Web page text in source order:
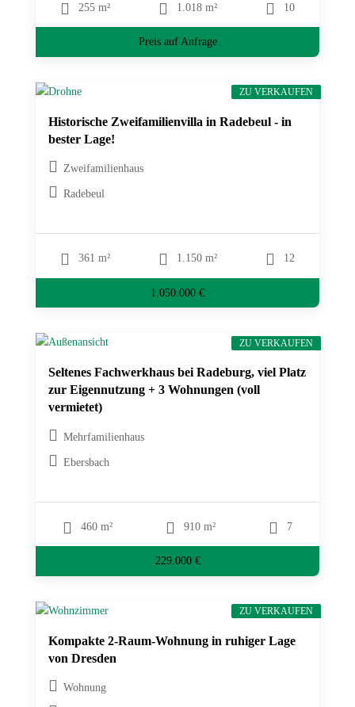
255 m² 1.018 m² 10
Preis auf Anfrage
Historische Zweifamilienvilla in Radebeul - in
bester Lage!
Zweifamilienhaus
Radebeul
361 m² 1.150 m² 12
1.050.000 €
ZU VERKAUFEN
Seltenes Fachwerkhaus bei Radeburg, viel Platz
zur Eigennutzung + 3 Wohnungen (voll
vermietet)
Mehrfamilienhaus
Ebersbach
460 m² 910 m² 7
229.000 €
ZU VERKAUFEN
Kompakte 2-Raum-Wohnung in ruhiger Lage
von Dresden
Wohnung
ZU VERKAUFEN